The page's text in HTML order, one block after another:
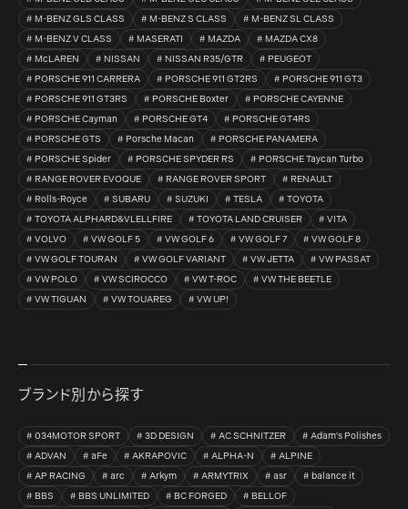
M-BENZ GLS CLASS
M-BENZ S CLASS
M-BENZ SL CLASS
M-BENZ V CLASS
MASERATI MAZDA
MAZDA CX8
McLAREN
NISSAN NISSAN R35/GTR
PEUGEOT
PORSCHE 911 CARRERA
PORSCHE 911 GT2RS
PORSCHE 911 GT3
PORSCHE 911 GT3RS
PORSCHE Boxter
PORSCHE CAYENNE
PORSCHE Cayman
PORSCHE GT4
PORSCHE GT4RS
PORSCHE GTS
Porsche Macan
PORSCHE PANAMERA
PORSCHE Spider
PORSCHE SPYDER RS
PORSCHE Taycan Turbo
RANGE ROVER EVOQUE
RANGE ROVER SPORT
RENAULT
Rolls-Royce
SUBARU SUZUKI TESLA
TOYOTA
TOYOTA ALPHARD&VLELLFIRE
TOYOTA LAND CRUISER
VITA
VOLVO
VW GOLF 5 VW GOLF 6 VW GOLF 7
VW GOLF 8
VW GOLF TOURAN
VW GOLF VARIANT VW JETTA
VW PASSAT
VW POLO
VW SCIROCCO VW T-ROC
VW THE BEETLE
VW TIGUAN
VW TOUAREG VW UP!
ブランド別から探す
034MOTOR SPORT 3D DESIGN AC SCHNITZER
Adam's Polishes
ADVAN
aFe AKRAPOVIC ALPHA-N
ALPINE
AP RACING
arc Arkym ARMYTRIX asr
balance it
BBS
BBS UNLIMITED BC FORGED
BELLOF